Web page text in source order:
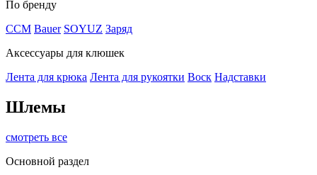
По бренду
CCM Bauer SOYUZ Заряд
Аксессуары для клюшек
Лента для крюка Лента для рукоятки Воск Надставки
Шлемы
смотреть все
Основной раздел